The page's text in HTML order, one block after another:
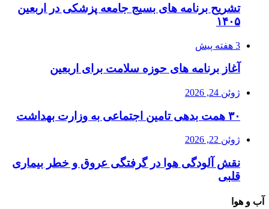
تشریح برنامه های بسیج جامعه پزشکی در اربعین
۱۴۰۵
3 هفته پیش
آغاز برنامه های حوزه سلامت برای اربعین
ژوئن 24, 2026
۳۰ همت بدهی تامین اجتماعی به وزارت بهداشت
ژوئن 22, 2026
نقش آلودگی هوا در گرفتگی عروق و خطر بیماری
قلبی
آب و هوا